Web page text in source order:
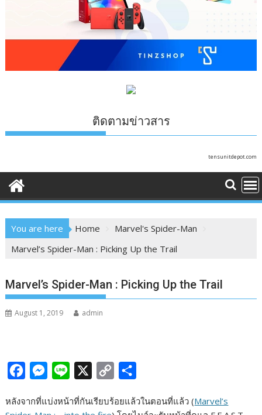
ติดตามข่าวสาร
tensunitdepot.com
You are here Home
Marvel's Spider-Man
Marvel’s Spider-Man : Picking Up the Trail
Marvel’s Spider-Man : Picking Up the Trail
August 1, 2019 admin
c
M
s
n
p
a
หลังจากที่แบ่งหน้าที่กันเรียบร้อยแล้วในตอนที่แล้ว (Marvel’s